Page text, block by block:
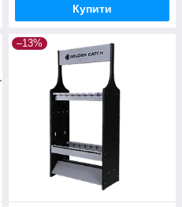
Купити
–13%